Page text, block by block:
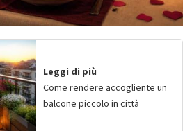
Leggi di più
Come rendere accogliente un
balcone piccolo in città